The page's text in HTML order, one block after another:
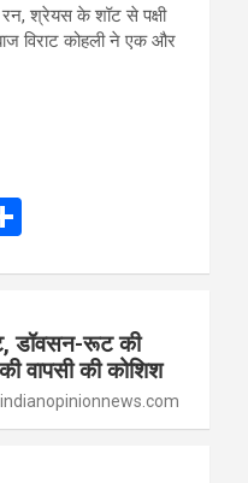
रन, श्रेयस के शॉट से पक्षी
विराट कोहली ने एक और
e
डॉवसन-रूट की
वापसी की कोशिश